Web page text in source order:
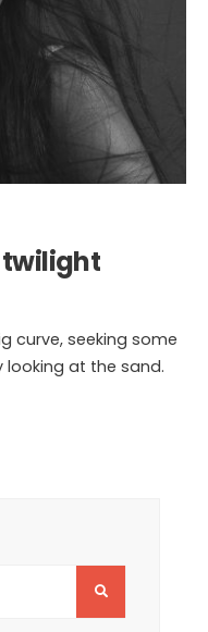
twilight
curve, seeking some
at the sand.